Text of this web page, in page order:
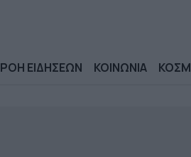
ΡΟΗ ΕΙΔΗΣΕΩΝ ΚΟΙΝΩΝΙΑ